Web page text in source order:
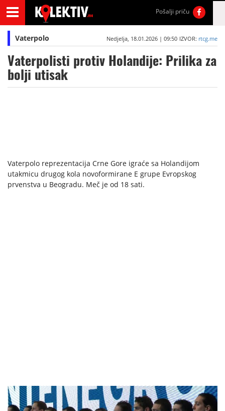
Pošalji priču
Vaterpolo Nedjelja, 18.01.2026 | 09:50 IZVOR: rtcg.me
Vaterpolisti protiv Holandije: Prilika za
bolji utisak
Vaterpolo reprezentacija Crne Gore igraće sa Holandijom
utakmicu drugog kola novoformirane E grupe Evropskog
prvenstva u Beogradu. Meč je od 18 sati.